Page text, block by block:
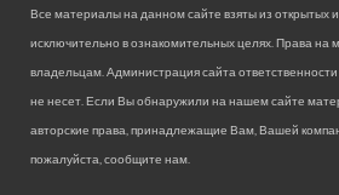
Все материалы на данном сайте взяты из открытых
исключительно в ознакомительных целях. Права
владельцам. Администрация сайта
не несет. Если Вы обнаружили на нашем сайте
авторские права, принадлежащие Вам, Вашей
пожалуйста, сообщите нам.